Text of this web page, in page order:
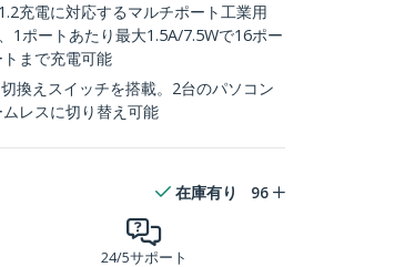
充電に対応するマルチポート工業用
1ポートあたり最大1.5A/7.5Wで16ポー
まで充電可能
換えスイッチを搭載。2台のパソコン
レスに切り替え可能
在庫有り 96
24/5サポート